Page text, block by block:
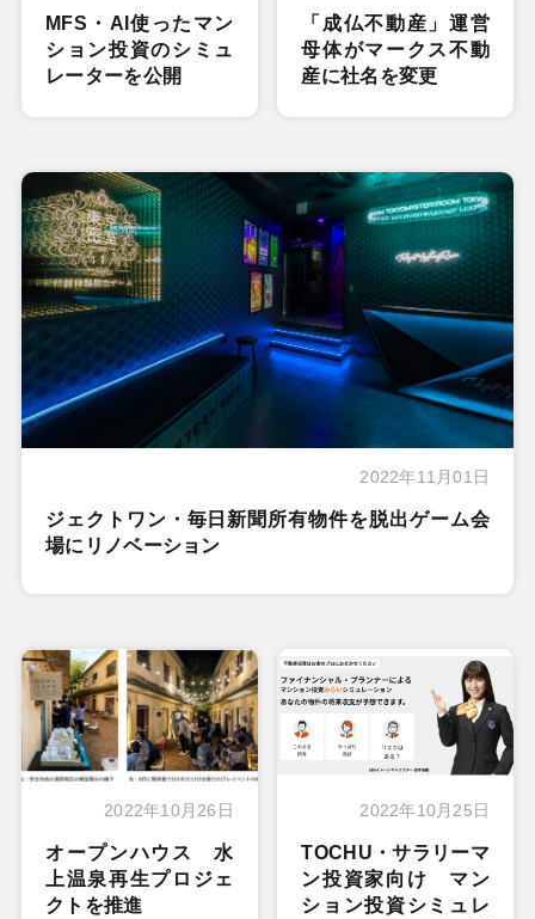
MFS・AI使ったマン
ション投資のシミュ
レーターを公開
「成仏不動産」運営
母体がマークス不動
産に社名を変更
2022年11月01日
ジェクトワン・毎日新聞所有物件を脱出ゲーム会
場にリノベーション
2022年10月26日
オープンハウス 水
上温泉再生プロジェ
クトを推進
2022年10月25日
TOCHU・サラリーマ
ン投資家向け マン
ション投資シミュレ